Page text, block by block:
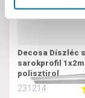
Decosa Díszléc
sarokprofil
polisztirol
231214